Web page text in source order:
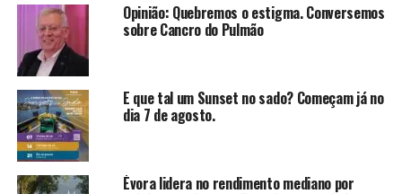
Opinião: Quebremos o estigma. Conversemos
sobre Cancro do Pulmão
E que tal um Sunset no sado? Começam já no
dia 7 de agosto.
Évora lidera no rendimento mediano por